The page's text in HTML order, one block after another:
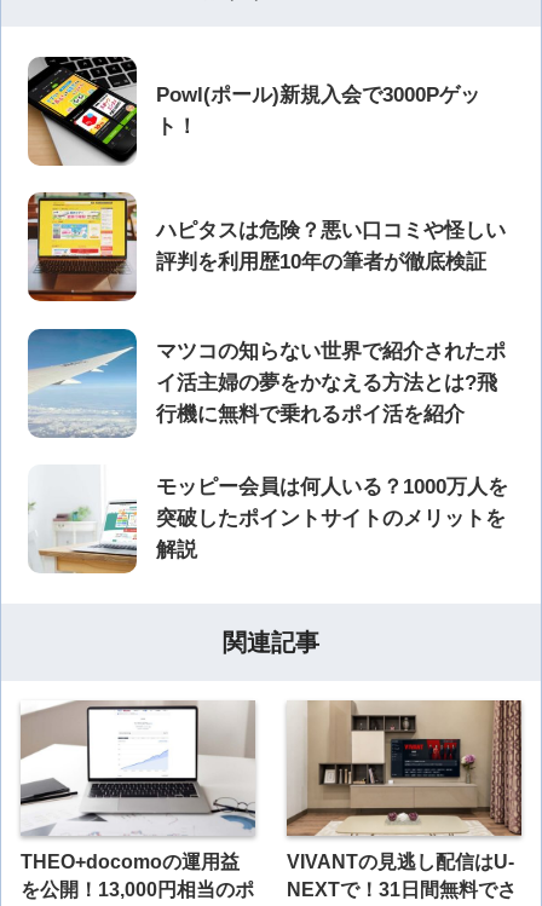
Powl(ポール)新規入会で3000Pゲッ
ト！
ハピタスは危険？悪い口コミや怪しい
評判を利用歴10年の筆者が徹底検証
マツコの知らない世界で紹介されたポ
イ活主婦の夢をかなえる方法とは?飛
行機に無料で乗れるポイ活を紹介
モッピー会員は何人いる？1000万人を
突破したポイントサイトのメリットを
解説
関連記事
THEO+docomoの運用益
を公開！13,000円相当のポ
VIVANTの見逃し配信はU-
NEXTで！31日間無料でさ